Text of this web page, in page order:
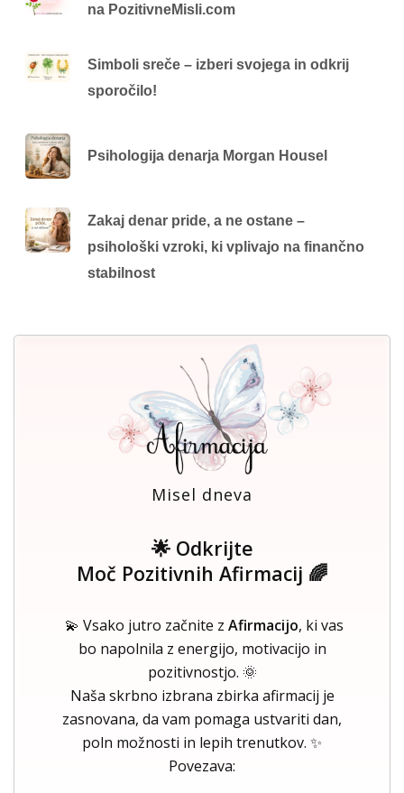
na PozitivneMisli.com
Simboli sreče – izberi svojega in odkrij
sporočilo!
Psihologija denarja Morgan Housel
Zakaj denar pride, a ne ostane –
psihološki vzroki, ki vplivajo na finančno
stabilnost
Misel dneva
🌟 Odkrijte
Moč Pozitivnih Afirmacij 🌈
💫 Vsako jutro začnite z Afirmacijo, ki vas
bo napolnila z energijo, motivacijo in
pozitivnostjo. 🌞
Naša skrbno izbrana zbirka afirmacij je
zasnovana, da vam pomaga ustvariti dan,
poln možnosti in lepih trenutkov. ✨
Povezava: